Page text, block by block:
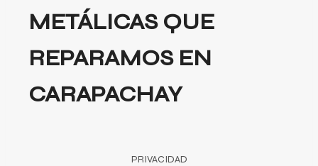
METÁLICAS QUE
REPARAMOS EN
CARAPACHAY
PRIVACIDAD